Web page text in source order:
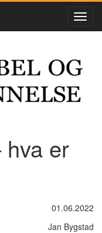
hva er
01.06.2022
Jan Bygstad